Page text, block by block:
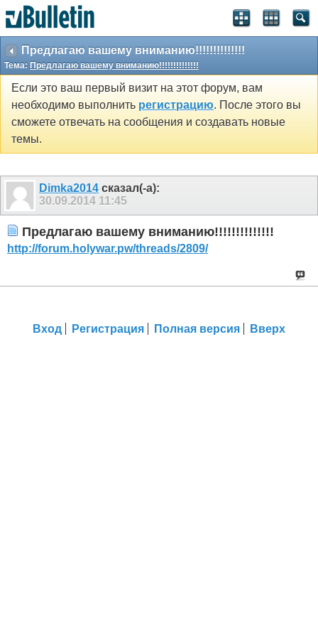
Предлагаю вашему вниманию!!!!!!!!!!!!!!
Тема: Предлагаю вашему вниманию!!!!!!!!!!!!!!
Если это ваш первый визит на этот форум, вам
необходимо выполнить регистрацию. После этого вы
сможете отвечать на сообщения и создавать новые
темы.
Dimka2014 сказал(-а):
30.09.2014 11:45
Предлагаю вашему вниманию!!!!!!!!!!!!!!
http://forum.holywar.pw/threads/2809/
Вход Регистрация Полная версия Вверх